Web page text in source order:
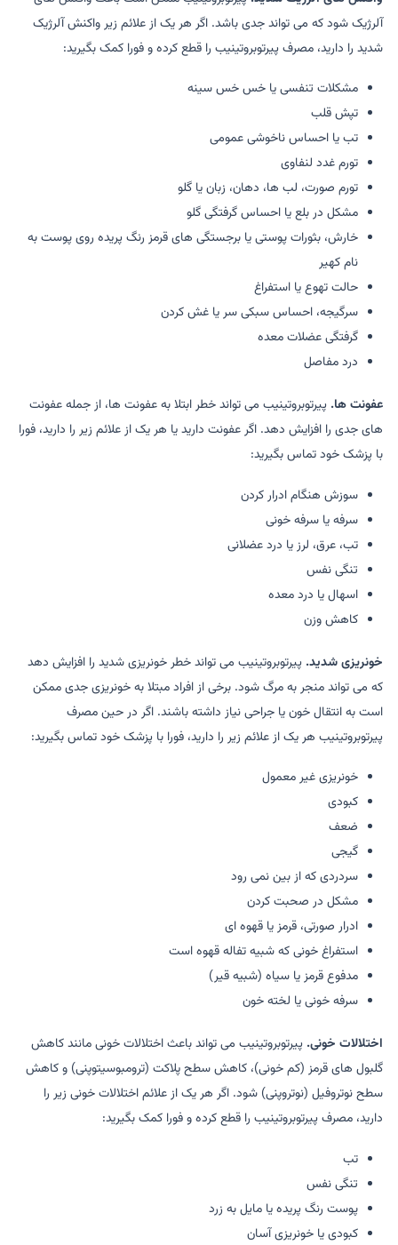
آلرژیک شود که می تواند جدی باشد. اگر هر یک از علائم زیر واکنش آلرژیک
شدید را دارید، مصرف پیرتوبروتینیب را قطع کرده و فورا کمک بگیرید:
مشکلات تنفسی یا خس خس سینه
تپش قلب
تب یا احساس ناخوشی عمومی
تورم غدد لنفاوی
تورم صورت، لب ها، دهان، زبان یا گلو
مشکل در بلع یا احساس گرفتگی گلو
خارش، بثورات پوستی یا برجستگی های قرمز رنگ پریده روی پوست به
نام کهیر
حالت تهوع یا استفراغ
سرگیجه، احساس سبکی سر یا غش کردن
گرفتگی عضلات معده
درد مفاصل
عفونت ها. پیرتوبروتینیب می تواند خطر ابتلا به عفونت ها، از جمله عفونت
های جدی را افزایش دهد. اگر عفونت دارید یا هر یک از علائم زیر را دارید، فورا
با پزشک خود تماس بگیرید:
سوزش هنگام ادرار کردن
سرفه یا سرفه خونی
تب، عرق، لرز یا درد عضلانی
تنگی نفس
اسهال یا درد معده
کاهش وزن
خونریزی شدید. پیرتوبروتینیب می تواند خطر خونریزی شدید را افزایش دهد
که می تواند منجر به مرگ شود. برخی از افراد مبتلا به خونریزی جدی ممکن
است به انتقال خون یا جراحی نیاز داشته باشند. اگر در حین مصرف
پیرتوبروتینیب هر یک از علائم زیر را دارید، فورا با پزشک خود تماس بگیرید:
خونریزی غیر معمول
کبودی
ضعف
گیجی
سردردی که از بین نمی رود
مشکل در صحبت کردن
ادرار صورتی، قرمز یا قهوه ای
استفراغ خونی که شبیه تفاله قهوه است
مدفوع قرمز یا سیاه (شبیه قیر)
سرفه خونی یا لخته خون
اختلالات خونی. پیرتوبروتینیب می تواند باعث اختلالات خونی مانند کاهش
گلبول های قرمز (کم خونی)، کاهش سطح پلاکت (ترومبوسیتوپنی) و کاهش
سطح نوتروفیل (نوتروپنی) شود. اگر هر یک از علائم اختلالات خونی زیر را
دارید، مصرف پیرتوبروتینیب را قطع کرده و فورا کمک بگیرید:
تب
تنگی نفس
پوست رنگ پریده یا مایل به زرد
کبودی یا خونریزی آسان